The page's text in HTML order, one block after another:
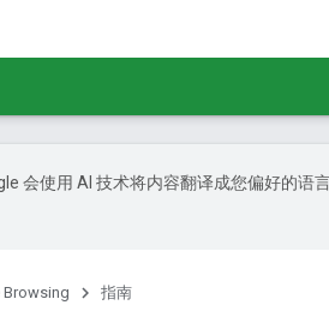
会使用 AI 技术将内容翻译成您偏好的语
指南